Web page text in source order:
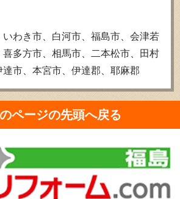
わき市、白河市、福島市、会津若
多方市、相馬市、二本松市、田村
市、本宮市、伊達郡、耶麻郡
ページの先頭へ戻る